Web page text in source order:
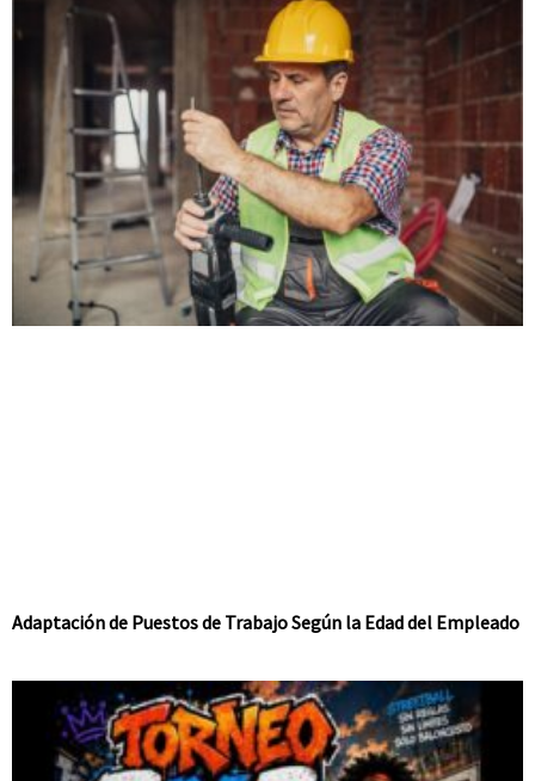
Adaptación de Puestos de Trabajo Según la Edad del Empleado